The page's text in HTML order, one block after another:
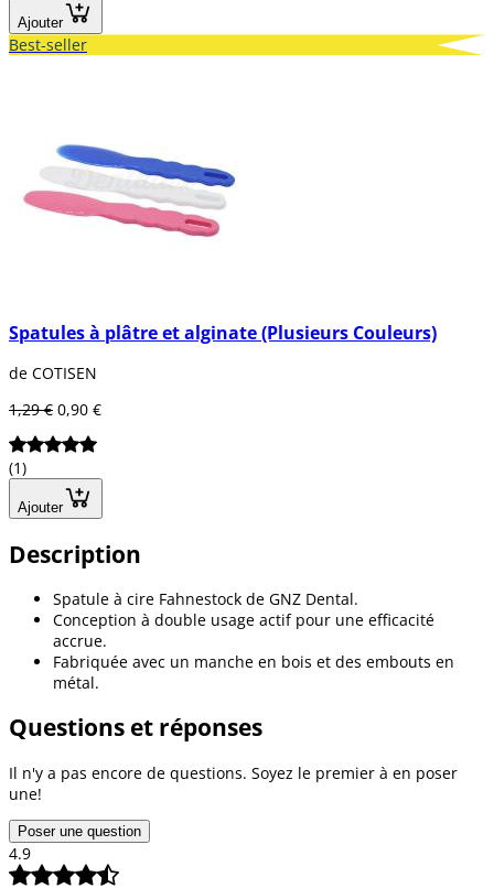
Ajouter
Best-seller
Spatules à plâtre et alginate (Plusieurs Couleurs)
de COTISEN
1,29 € 0,90 €
(1)
Ajouter
Description
Spatule à cire Fahnestock de GNZ Dental.
Conception à double usage actif pour une efficacité
accrue.
Fabriquée avec un manche en bois et des embouts en
métal.
Questions et réponses
Il n'y a pas encore de questions. Soyez le premier à en poser
une!
Poser une question
4.9